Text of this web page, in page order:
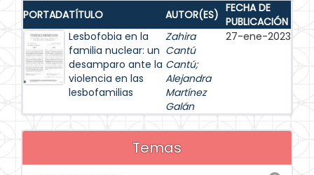
PORTADATÍTULO AUTOR(ES) FECHA DE
PUBLICACIÓN
Lesbofobia en la
familia nuclear: un
desamparo ante la
violencia en las
lesbofamilias
Zahira
Cantú
Cantú;
Alejandra
Martínez
Galán
27-ene-2023
Temas